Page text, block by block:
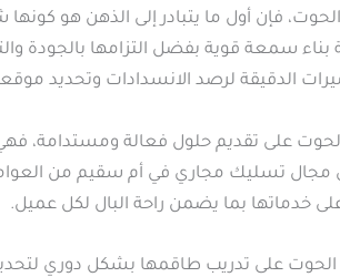
فإن أول ما يتبادر إلى الذهن هو
سمعة قوية بفضل التزامها بالجودة
الدقيقة لرصد الانسدادات وتحديد
على تقديم حلول فعالة ومستدامة،
مجال تسليك مجاري في أم سقيم من
خدماتها بما يضمن راحة البال لكل عميل.
على تدريب طاقمها بشكل دوري